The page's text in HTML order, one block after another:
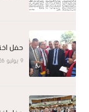
حفل
9 يوليو 2026